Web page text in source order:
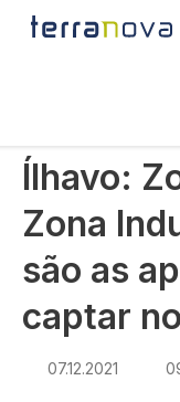
Passar para o
Início
Ílhavo: Zona
Ílhavo:
Zona
são as
captar
07.12.2021